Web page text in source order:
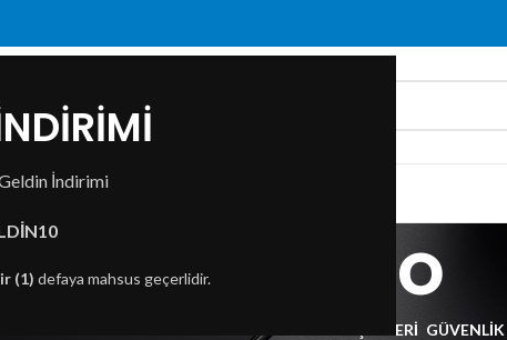
İndirimi
(1) defaya mahsus geçerlidir.
İLETIŞIM
kablo
BILGISAYAR BILEŞENLERI GÜVENLIK